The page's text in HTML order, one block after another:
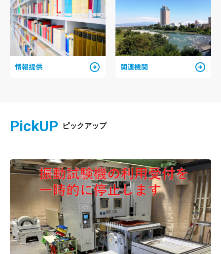
情報提供 arrow_circle_right 関連機関 arrow_circle_right
PickUP